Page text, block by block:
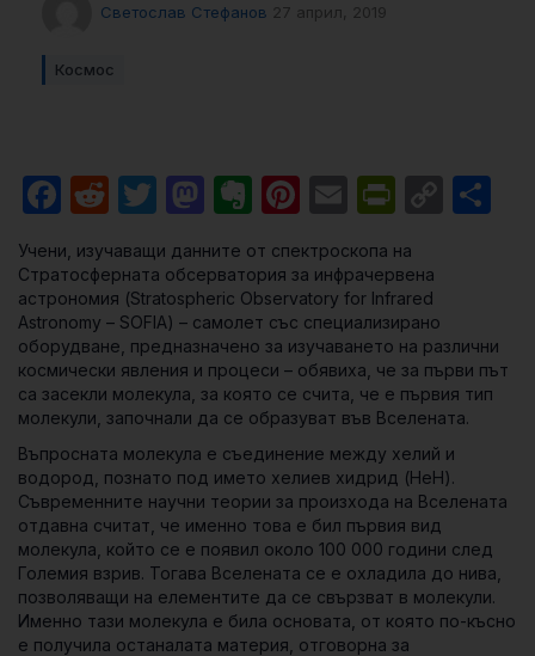
Светослав Стефанов 27 април, 2019
Космос
Facebook
RedditTwitter
Mastodon
Evernote
Pinterest
Email
Учени, изучаващи данните от спектроскопа на
Стратосферната обсерватория за инфрачервена
астрономия (Stratospheric Observatory for Infrared
Astronomy – SOFIA) – самолет със специализирано
оборудване, предназначено за изучаването на различни
космически явления и процеси – обявиха, че за първи път
са засекли молекула, за която се счита, че е първия тип
молекули, започнали да се образуват във Вселената.
Въпросната молекула е съединение между хелий и
водород, познато под името хелиев хидрид (HeH).
Съвременните научни теории за произхода на Вселената
отдавна считат, че именно това е бил първия вид
молекула, който се е появил около 100 000 години след
Големия взрив. Тогава Вселената се е охладила до нива,
позволяващи на елементите да се свързват в молекули.
Именно тази молекула е била основата, от която по-късно
е получила останалата материя, отговорна за